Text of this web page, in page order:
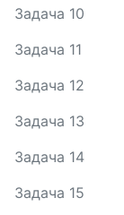
Задача 10
Задача 11
Задача 12
Задача 13
Задача 14
Задача 15